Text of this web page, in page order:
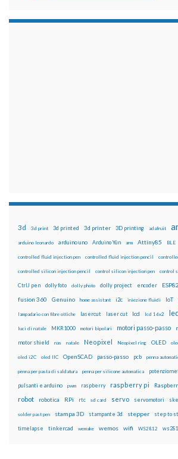
3d 3d print 3d printed 3d printer 3D printing adafruit
arduino leonardo arduino uno Arduino Yún arm Attiny85 BLE
controlled fluid injection pen controlled fluid injection pencil
controlled silicon injection pencil control silicon injection pen control
CtrlJ pen dolly foto dolly photo dolly project encoder
fusion 360 Genuino home assistant i2c iniezione fluidi IoT
lampadario con fibre ottiche lasercut laser cut lcd lcd 16x2 led
luci di natale MKR1000 motori bipolari motori passo-passo
motor shield nas natale Neopixel Neopixel ring OLED
oled i2C oled IIC OpenSCAD passo-passo pcb penna
penna per pasta di saldatura penna per silicone automatica
pulsanti e arduino pwm raspberry raspberry pi
robot robotica RPi rtc sd card servo servomotori
solder past pen stampa 3D stampante 3d stepper step to
timelapse tinkercad wemake wemos wifi WS2812